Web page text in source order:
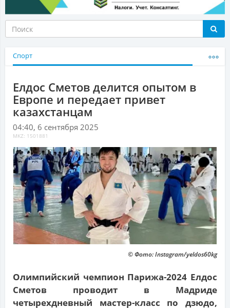
Спорт
Елдос Сметов делится опытом в
Европе и передает привет
казахстанцам
04:40, 6 сентября 2025
MKZ: 1501881
© Фото: Instagram/yeldos60kg
Олимпийский чемпион Парижа-2024 Елдос
Сметов проводит в Мадриде
четырехдневный мастер-класс по дзюдо,